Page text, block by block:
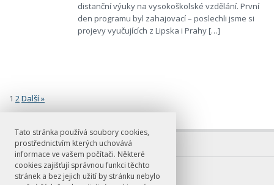
Tato stránka používá soubory cookies,
prostřednictvím kterých uchovává
informace ve vašem počítači. Některé
cookies zajišťují správnou funkci těchto
stránek a bez jejich užití by stránku nebylo
distanční výuky na vysokoškolské vzdělání. První
den programu byl zahajovací – poslechli jsme si
projevy vyučujících z Lipska i Prahy […]
Stránkování
1 2Další »
E-mail